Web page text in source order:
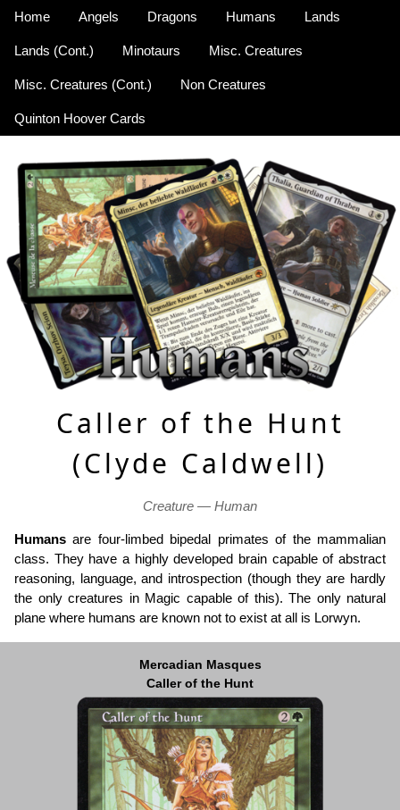
Home Angels Dragons Humans Lands
Lands (Cont.) Minotaurs Misc. Creatures
Misc. Creatures (Cont.) Non Creatures
Quinton Hoover Cards
Caller of the Hunt
(Clyde Caldwell)
Creature — Human
Humans are four-limbed bipedal primates of the mammalian
class. They have a highly developed brain capable of abstract
reasoning, language, and introspection (though they are hardly
the only creatures in Magic capable of this). The only natural
plane where humans are known not to exist at all is Lorwyn.
Mercadian Masques
Caller of the Hunt